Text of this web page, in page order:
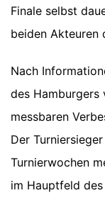
Finale selbst
beiden Akteuren
Nach
des
messbaren
Der
Turnierwochen
im Hauptfeld